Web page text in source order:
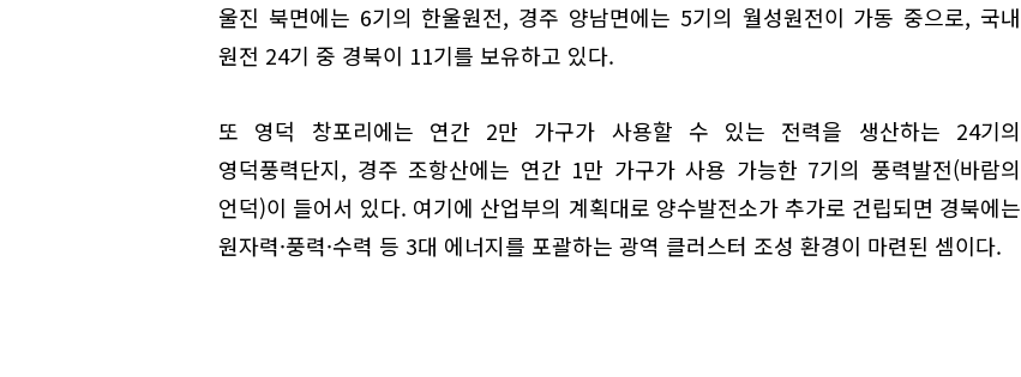
울진 북면에는 6기의 한울원전, 경주 양남면에는 5기의 월성원전이 가동 중으로, 국내
원전 24기 중 경북이 11기를 보유하고 있다.
또 영덕 창포리에는 연간 2만 가구가 사용할 수 있는 전력을 생산하는 24기의
영덕풍력단지, 경주 조항산에는 연간 1만 가구가 사용 가능한 7기의 풍력발전(바람의
언덕)이 들어서 있다. 여기에 산업부의 계획대로 양수발전소가 추가로 건립되면 경북에는
원자력·풍력·수력 등 3대 에너지를 포괄하는 광역 클러스터 조성 환경이 마련된 셈이다.